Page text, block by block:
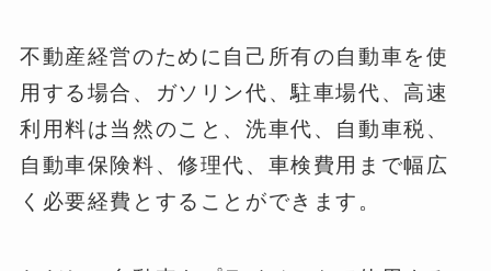
不動産経営のために自己所有の自動車を使
用する場合、ガソリン代、駐車場代、高速
利用料は当然のこと、洗車代、自動車税、
自動車保険料、修理代、車検費用まで幅広
く必要経費とすることができます。